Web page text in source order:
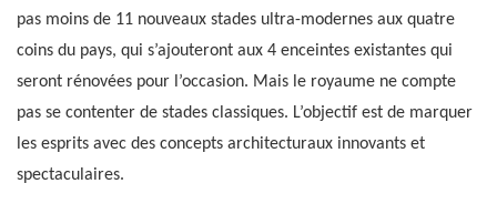
pas moins de 11 nouveaux stades ultra-modernes aux quatre
coins du pays, qui s’ajouteront aux 4 enceintes existantes qui
seront rénovées pour l’occasion. Mais le royaume ne compte
pas se contenter de stades classiques. L’objectif est de marquer
les esprits avec des concepts architecturaux innovants et
spectaculaires.